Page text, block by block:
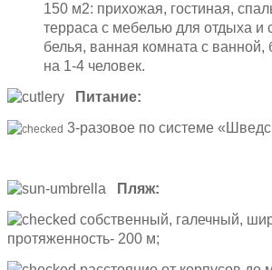
150 м2: прихожая, гостиная,
терраса с мебелью для отдыха и
белья, ванная комната с ванной,
на 1-4 человек.
Питание:
3-разовое по системе
Пляж:
собственный, галечный,
протяженность- 200 м;